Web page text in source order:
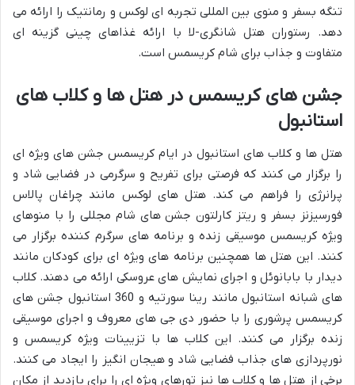
تنگه بسفر و منوی بین المللی تجربه ای لوکس و رمانتیک را ارائه می
دهد. رستوران هتل شانگری-لا با ارائه غذاهای چینی گزینه ای
متفاوت و جذاب برای شام کریسمس است.
جشن های کریسمس در هتل ها و کلاب های
استانبول
هتل ها و کلاب های استانبول در ایام کریسمس جشن های ویژه ای
را برگزار می کنند که فرصتی برای تفریح و سرگرمی در فضایی شاد و
پرانرژی را فراهم می کند. هتل های لوکس مانند چراغان پالاس
فورسیزنز بسفر و ریتز کارلتون جشن های شام مجللی را با منوهای
ویژه کریسمس موسیقی زنده و برنامه های سرگرم کننده برگزار می
کنند. این هتل ها همچنین برنامه های ویژه ای برای کودکان مانند
دیدار با بابانوئل و اجرای نمایش های عروسکی ارائه می دهند. کلاب
های شبانه استانبول مانند رینا سورتیه و 360 استانبول جشن های
کریسمس پرشوری را با حضور دی جی های معروف و اجرای موسیقی
زنده برگزار می کنند. این کلاب ها با تزیینات ویژه کریسمس و
نورپردازی های جذاب فضایی شاد و هیجان انگیز را ایجاد می کنند.
برخی از هتل ها و کلاب ها نیز تورهای ویژه ای را برای بازدید از مکان